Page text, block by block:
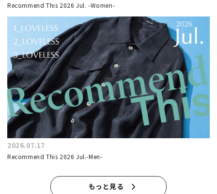
Recommend This 2026 Jul. -Women-
2026.07.17
Recommend This 2026 Jul.-Men-
もっと見る